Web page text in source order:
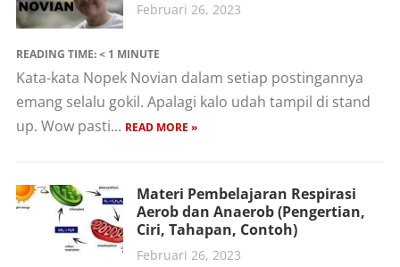
Februari 26, 2023
READING TIME:< 1 MINUTE
Kata-kata Nopek Novian dalam setiap postingannya
emang selalu gokil. Apalagi kalo udah tampil di stand
up. Wow pasti... READ MORE »
Materi Pembelajaran Respirasi
Aerob dan Anaerob (Pengertian,
Ciri, Tahapan, Contoh)
Februari 26, 2023